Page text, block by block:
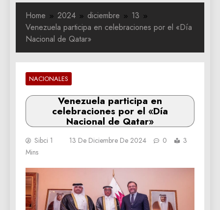
Home 2024 diciembre
13
Venezuela participa en celebraciones por el «Día
Nacional de Qatar»
NACIONALES
Venezuela participa en
celebraciones por el «Día
Nacional de Qatar»
Sibci 1 13 De Diciembre De 2024 0
3
Mins